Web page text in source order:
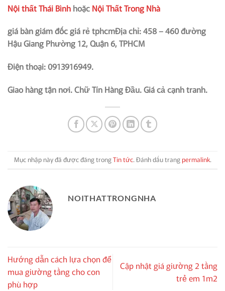
Nội thất Thái Bình hoặc Nội Thất Trong Nhà
giá bàn giám đốc giá rẻ tphcmĐịa chỉ: 458 – 460 đường
Hậu Giang Phường 12, Quận 6, TPHCM
Điện thoại: 0913916949.
Giao hàng tận nơi. Chữ Tín Hàng Đầu. Giá cả cạnh tranh.
Mục nhập này đã được đăng trongTin tức. Đánh dấu trangpermalink.
NOITHATTRONGNHA
Hướng dẫn cách lựa chọn để
mua giường tầng cho con
phù hợp
Cập nhật giá giường 2 tầng
trẻ em 1m2